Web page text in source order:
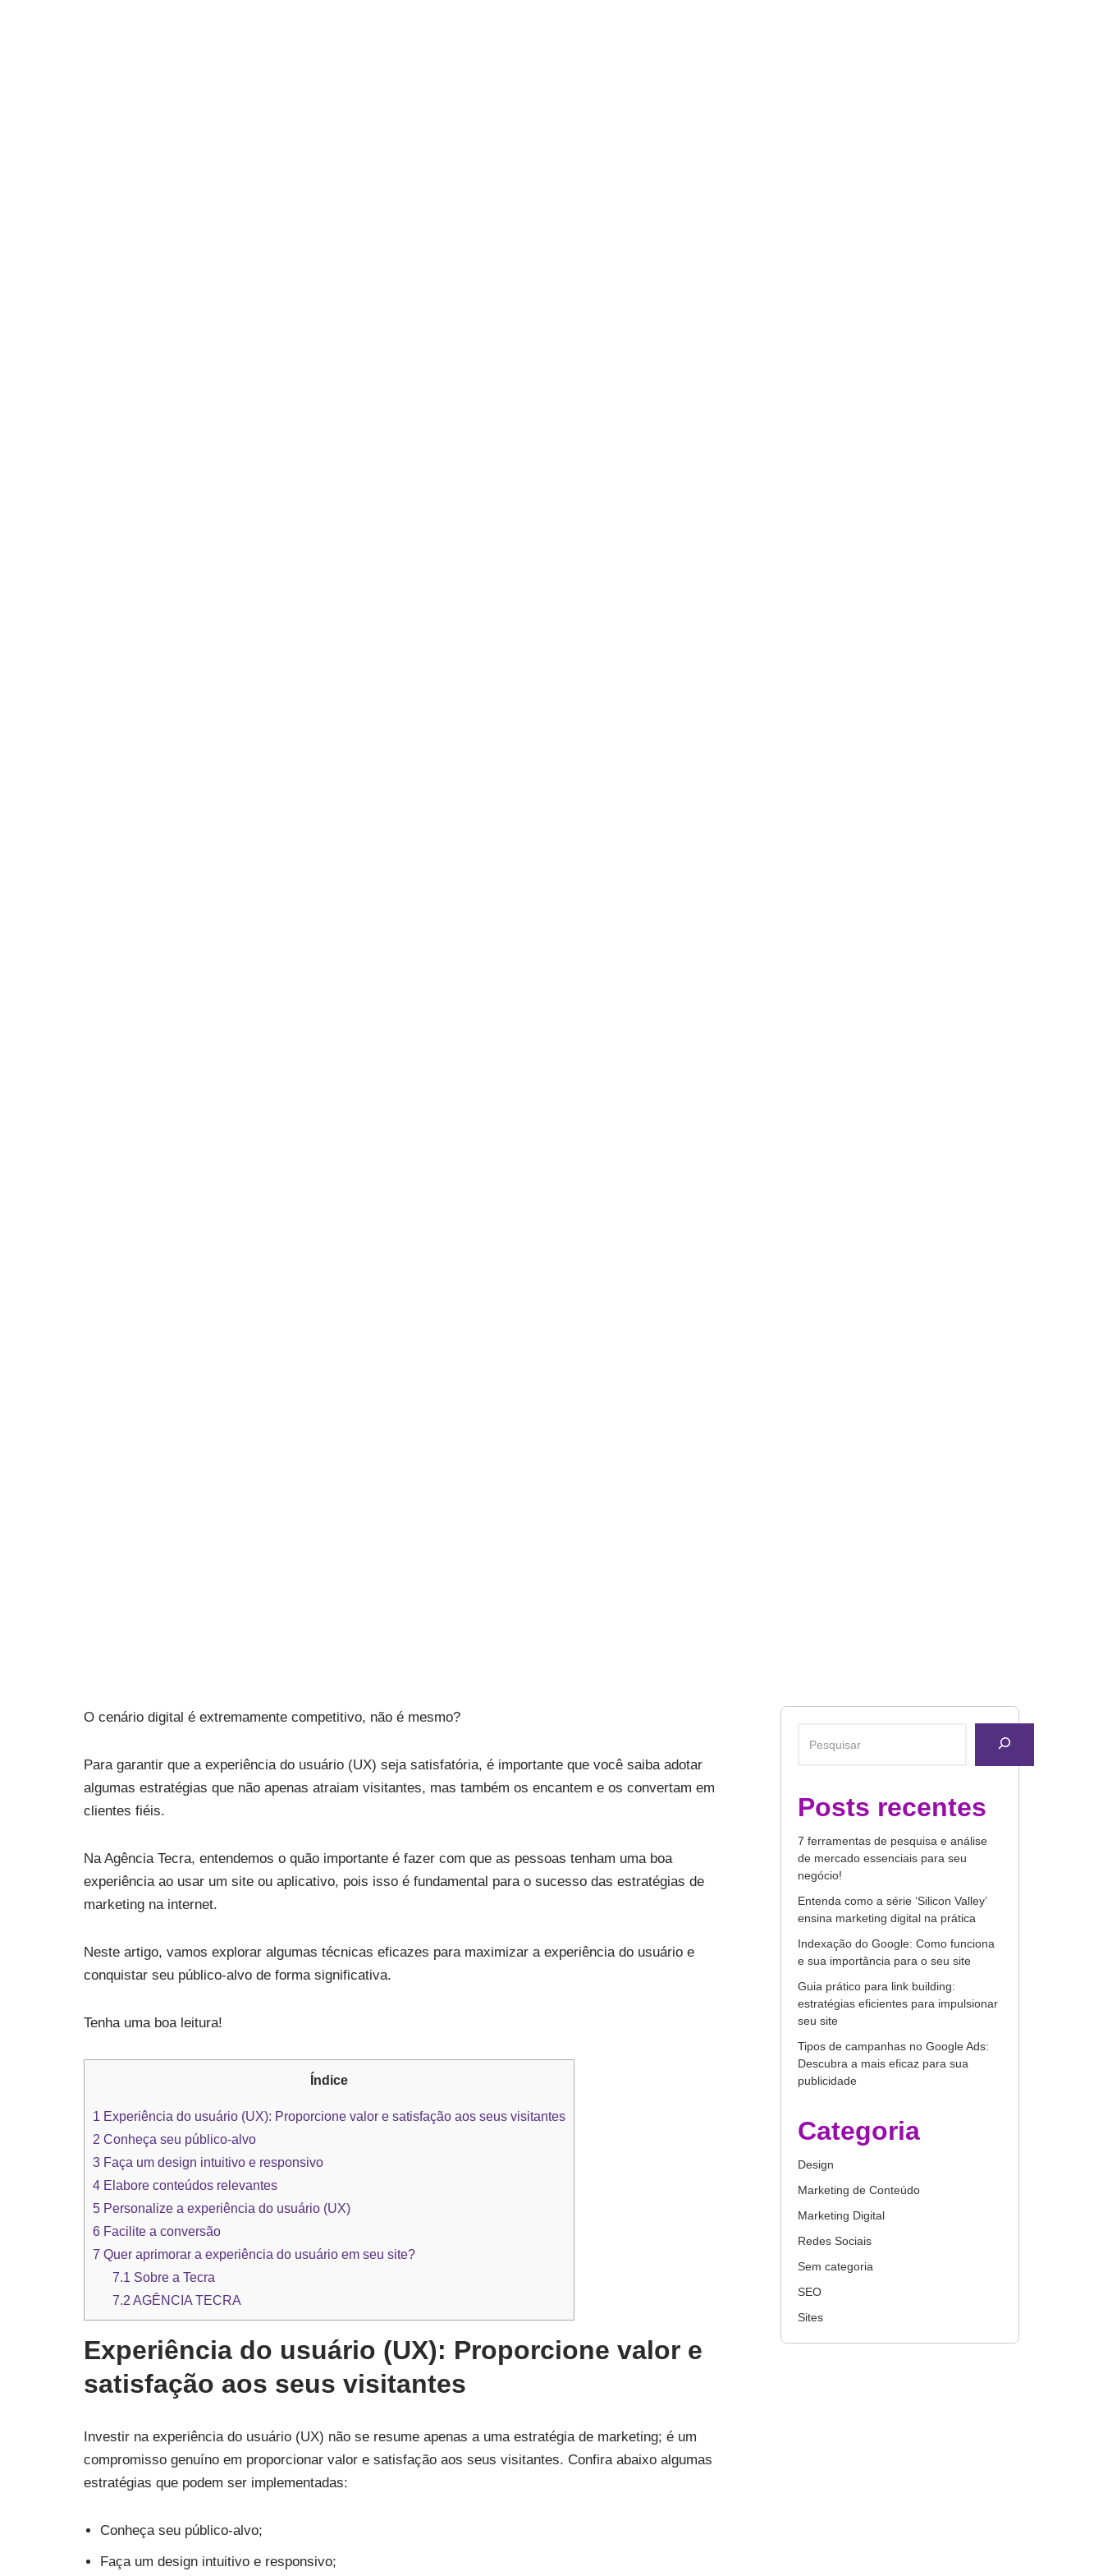
O cenário digital é extremamente competitivo, não é mesmo?
Para garantir que a experiência do usuário (UX) seja satisfatória, é importante que você saiba adotar
algumas estratégias que não apenas atraiam visitantes, mas também os encantem e os convertam em
clientes fiéis.
Na Agência Tecra, entendemos o quão importante é fazer com que as pessoas tenham uma boa
experiência ao usar um site ou aplicativo, pois isso é fundamental para o sucesso das estratégias de
marketing na internet.
Neste artigo, vamos explorar algumas técnicas eficazes para maximizar a experiência do usuário e
conquistar seu público-alvo de forma significativa.
Tenha uma boa leitura!
Índice
1 Experiência do usuário (UX): Proporcione valor e satisfação aos seus visitantes
2 Conheça seu público-alvo
3 Faça um design intuitivo e responsivo
4 Elabore conteúdos relevantes
5 Personalize a experiência do usuário (UX)
6 Facilite a conversão
7 Quer aprimorar a experiência do usuário em seu site?
7.1 Sobre a Tecra
7.2 AGÊNCIA TECRA
Experiência do usuário (UX): Proporcione valor e
satisfação aos seus visitantes
Investir na experiência do usuário (UX) não se resume apenas a uma estratégia de marketing; é um
compromisso genuíno em proporcionar valor e satisfação aos seus visitantes. Confira abaixo algumas
estratégias que podem ser implementadas:
Conheça seu público-alvo;
Faça um design intuitivo e responsivo;
Posts recentes
7 ferramentas de pesquisa e análise
de mercado essenciais para seu
negócio!
Entenda como a série ‘Silicon Valley’
ensina marketing digital na prática
Indexação do Google: Como funciona
e sua importância para o seu site
Guia prático para link building:
estratégias eficientes para impulsionar
seu site
Tipos de campanhas no Google Ads:
Descubra a mais eficaz para sua
publicidade
Categoria
Design
Marketing de Conteúdo
Marketing Digital
Redes Sociais
Sem categoria
SEO
Sites